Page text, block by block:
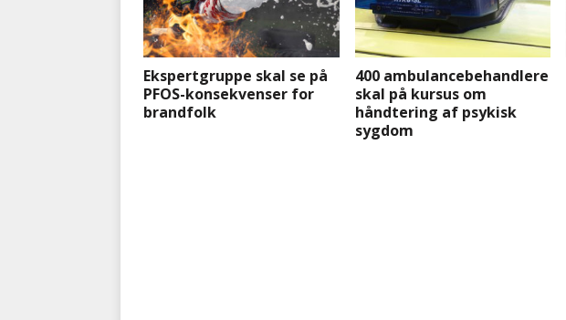
Ekspertgruppe skal se på
PFOS-konsekvenser for
brandfolk
400 ambulancebehandlere
skal på kursus om
håndtering af psykisk
sygdom